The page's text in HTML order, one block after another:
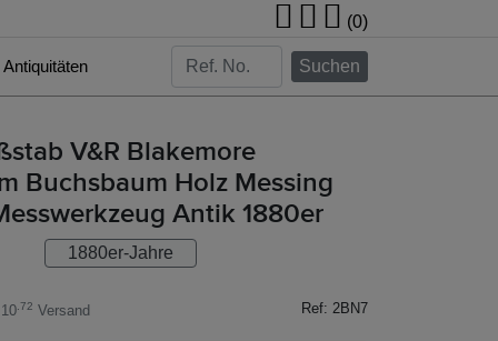
(0)
Antiquitäten Suchen
V&R Blakemore
Buchsbaum Holz Messing
Antik 1880er
1880er-Jahre
.72 Versand Ref: 2BN7